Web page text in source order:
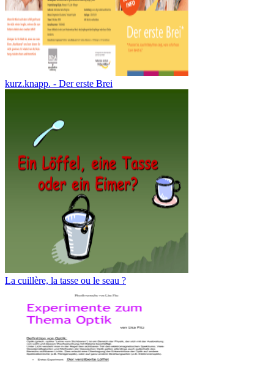
kurz.knapp. - Der erste Brei
La cuillère, la tasse ou le seau ?